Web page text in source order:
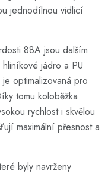
jednodílnou vidlicí
88A jsou dalším
jádro a PU
optimalizovaná pro
tomu koloběžka
rychlost i skvělou
maximální přesnost a
byly navrženy